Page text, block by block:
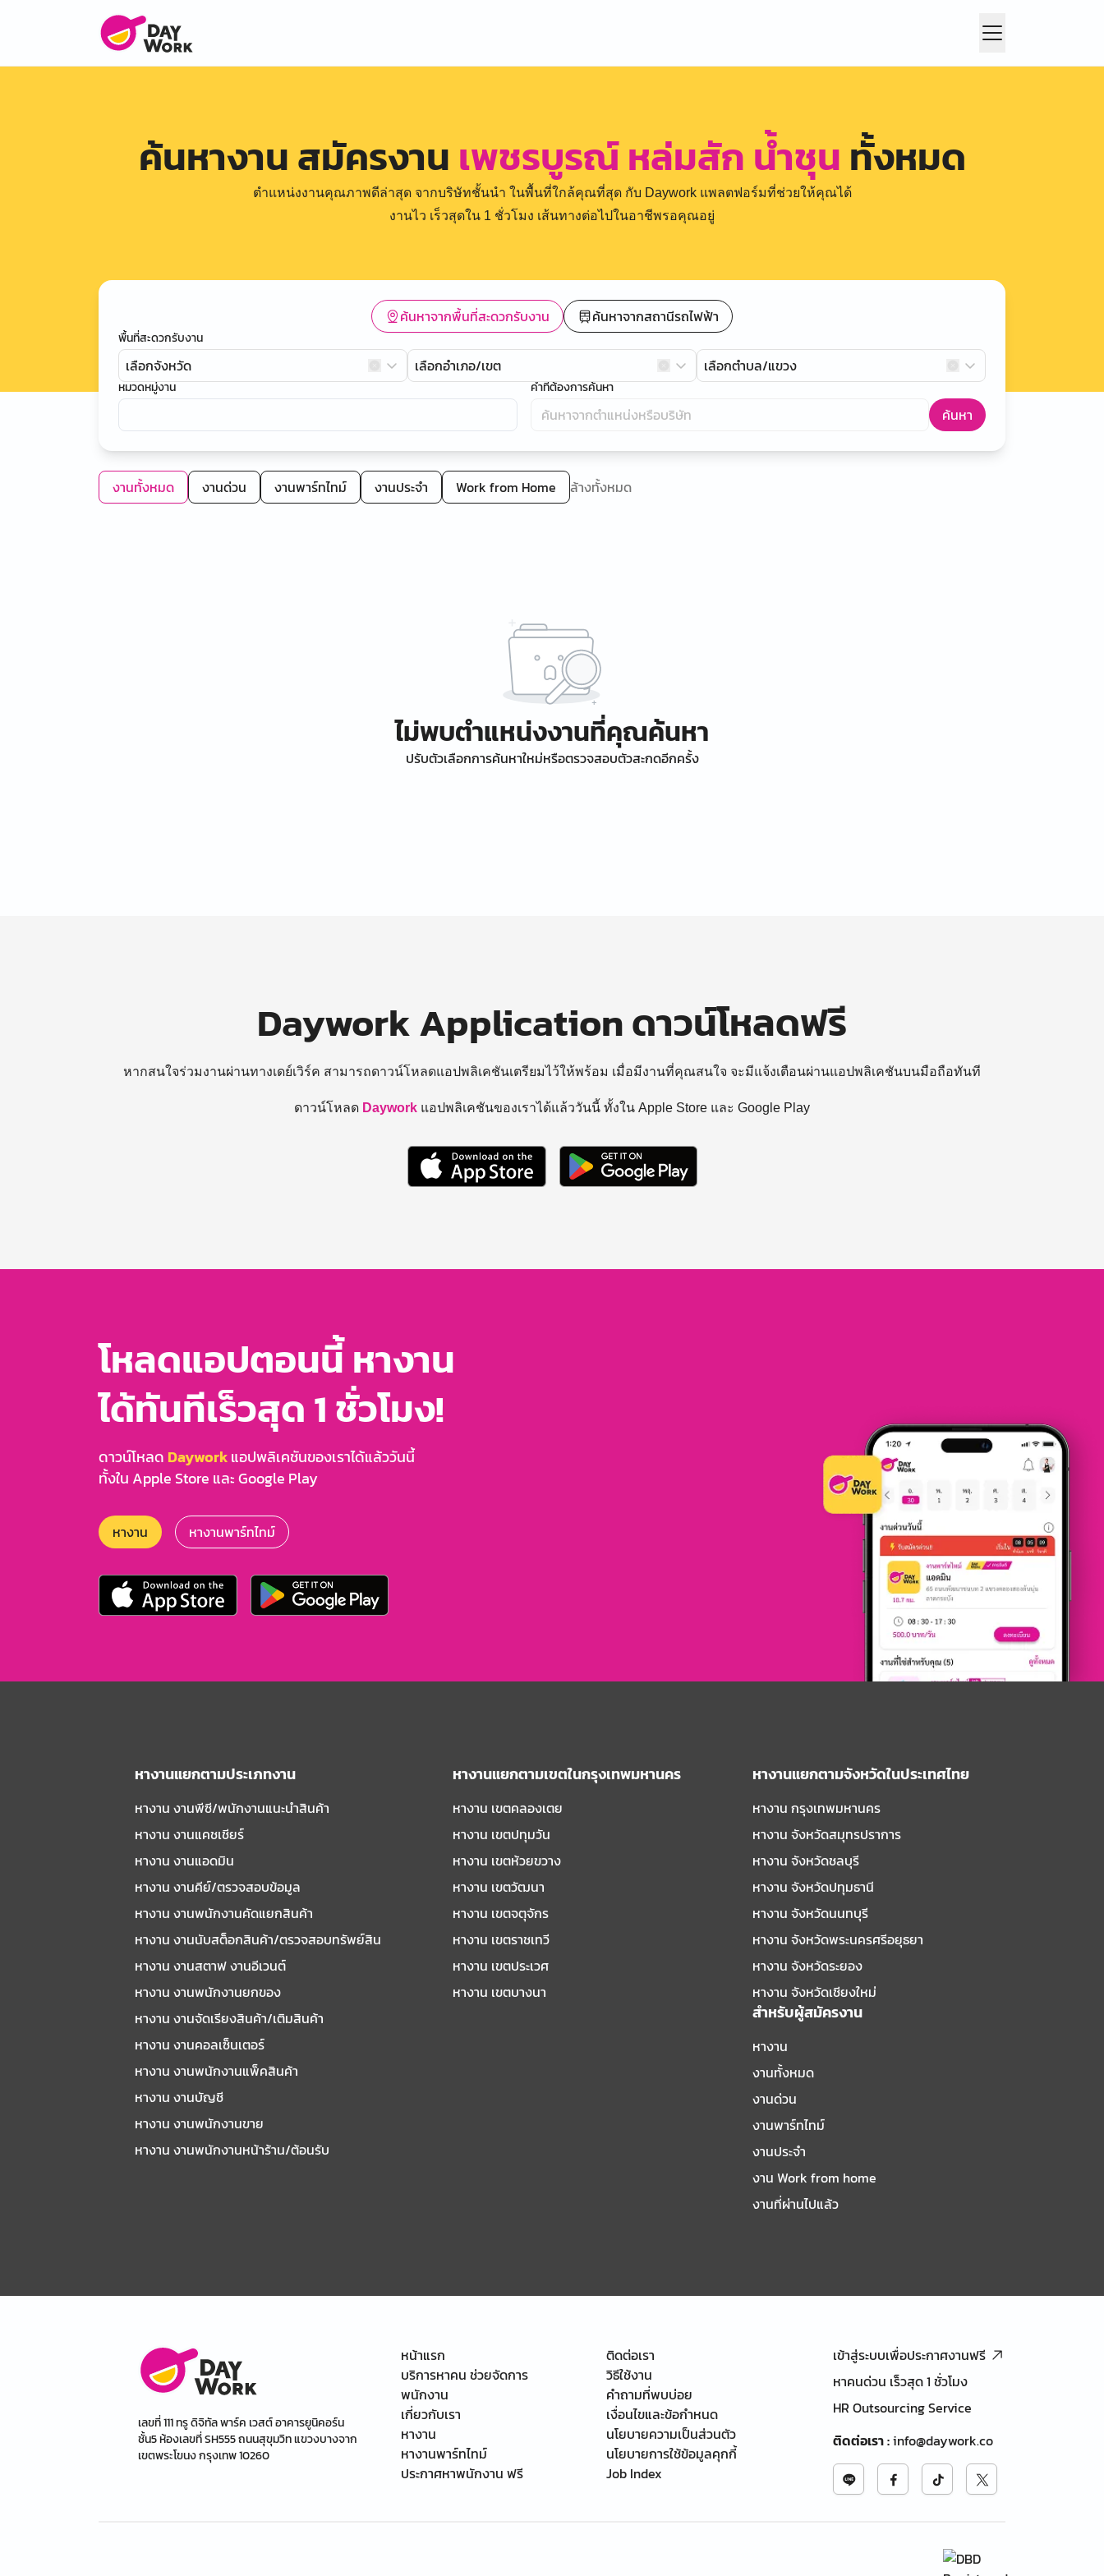
ค้นหางาน สมัครงาน เพชรบูรณ์ หล่มสัก น้ำชุน ทั้งหมด
ตำแหน่งงานคุณภาพดีล่าสุด จากบริษัทชั้นนำ ในพื้นที่ใกล้คุณที่สุด กับ Daywork แพลตฟอร์มที่ช่วยให้คุณได้
งานไว เร็วสุดใน 1 ชั่วโมง เส้นทางต่อไปในอาชีพรอคุณอยู่
ค้นหาจากพื้นที่สะดวกรับงาน ค้นหาจากสถานีรถไฟฟ้า
พื้นที่สะดวกรับงาน
เลือกจังหวัด เลือกอำเภอ/เขต เลือกตำบล/แขวง
หมวดหมู่งาน คำที่ต้องการค้นหา
ค้นหา
งานทั้งหมด งานด่วน งานพาร์ทไทม์ งานประจำ Work from Home ล้างทั้งหมด
ไม่พบตำแหน่งงานที่คุณค้นหา
ปรับตัวเลือกการค้นหาใหม่หรือตรวจสอบตัวสะกดอีกครั้ง
Daywork Application ดาวน์โหลดฟรี
หากสนใจร่วมงานผ่านทางเดย์เวิร์ค สามารถดาวน์โหลดแอปพลิเคชันเตรียมไว้ให้พร้อม เมื่อมีงานที่คุณสนใจ จะมีแจ้งเตือนผ่านแอปพลิเคชันบนมือถือทันที
ดาวน์โหลด Daywork แอปพลิเคชันของเราได้แล้ววันนี้ ทั้งใน Apple Store และ Google Play
โหลดแอปตอนนี้ หางาน
ได้ทันทีเร็วสุด 1 ชั่วโมง!
ดาวน์โหลด Dayworkแอปพลิเคชันของเราได้แล้ววันนี้
ทั้งใน Apple Store และ Google Play
หางาน หางานพาร์ทไทม์
หางานแยกตามประเภทงาน
หางาน งานพีซี/พนักงานแนะนําสินค้า
หางาน งานแคชเชียร์
หางาน งานแอดมิน
หางาน งานคีย์/ตรวจสอบข้อมูล
หางาน งานพนักงานคัดแยกสินค้า
หางาน งานนับสต็อกสินค้า/ตรวจสอบทรัพย์สิน
หางาน งานสตาฟ งานอีเวนต์
หางาน งานพนักงานยกของ
หางาน งานจัดเรียงสินค้า/เติมสินค้า
หางาน งานคอลเซ็นเตอร์
หางาน งานพนักงานแพ็คสินค้า
หางาน งานบัญชี
หางาน งานพนักงานขาย
หางาน งานพนักงานหน้าร้าน/ต้อนรับ
หางานแยกตามเขตในกรุงเทพมหานคร
หางาน เขตคลองเตย
หางาน เขตปทุมวัน
หางาน เขตห้วยขวาง
หางาน เขตวัฒนา
หางาน เขตจตุจักร
หางาน เขตราชเทวี
หางาน เขตประเวศ
หางาน เขตบางนา
หางานแยกตามจังหวัดในประเทศไทย
หางาน กรุงเทพมหานคร
หางาน จังหวัดสมุทรปราการ
หางาน จังหวัดชลบุรี
หางาน จังหวัดปทุมธานี
หางาน จังหวัดนนทบุรี
หางาน จังหวัดพระนครศรีอยุธยา
หางาน จังหวัดระยอง
หางาน จังหวัดเชียงใหม่
สำหรับผู้สมัครงาน
หางาน
งานทั้งหมด
งานด่วน
งานพาร์ทไทม์
งานประจำ
งาน Work from home
งานที่ผ่านไปแล้ว
เลขที่ 111 ทรู ดิจิทัล พาร์ค เวสต์ อาคารยูนิคอร์น
ชั้น5 ห้องเลขที่ SH555 ถนนสุขุมวิท แขวงบางจาก
เขตพระโขนง กรุงเทพ 10260
หน้าแรก
บริการหาคน ช่วยจัดการ
พนักงาน
เกี่ยวกับเรา
หางาน
หางานพาร์ทไทม์
ประกาศหาพนักงาน ฟรี
ติดต่อเรา
วิธีใช้งาน
คำถามที่พบบ่อย
เงื่อนไขและข้อกำหนด
นโยบายความเป็นส่วนตัว
นโยบายการใช้ข้อมูลคุกกี้
Job Index
เข้าสู่ระบบเพื่อประกาศงานฟรี
หาคนด่วน เร็วสุด 1 ชั่วโมง
HR Outsourcing Service
ติดต่อเรา:info@daywork.co